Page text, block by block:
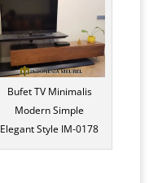
Bufet TV Minimalis
Modern Simple
Elegant Style IM-0178